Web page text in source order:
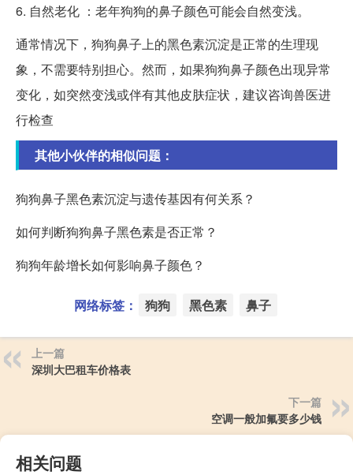
6. 自然老化 ：老年狗狗的鼻子颜色可能会自然变浅。
通常情况下，狗狗鼻子上的黑色素沉淀是正常的生理现
象，不需要特别担心。然而，如果狗狗鼻子颜色出现异常
变化，如突然变浅或伴有其他皮肤症状，建议咨询兽医进
行检查
其他小伙伴的相似问题：
狗狗鼻子黑色素沉淀与遗传基因有何关系？
如何判断狗狗鼻子黑色素是否正常？
狗狗年龄增长如何影响鼻子颜色？
网络标签： 狗狗 黑色素 鼻子
上一篇
深圳大巴租车价格表
下一篇
空调一般加氟要多少钱
相关问题